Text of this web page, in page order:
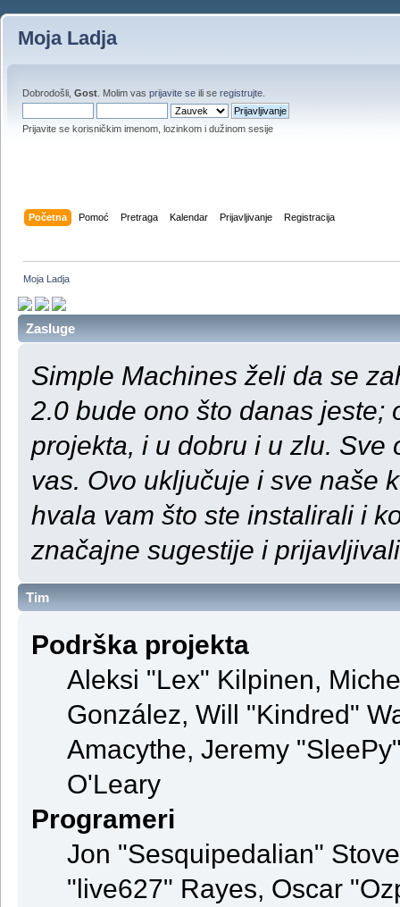
Moja Ladja
Dobrodošli, Gost . Molim vas prijavite se ili se registrujte
Prijavite se korisničkim imenom, lozinkom i dužinom sesije
Početna Pomoć Pretraga Kalendar Prijavljivanje Registracija
Moja Ladja
Zasluge
Simple Machines želi da se
2.0 bude ono što danas
projekta, i u dobru i u zlu.
vas. Ovo uključuje i sve naše
hvala vam što ste instalirali i
značajne sugestije i
Tim
Podrška projekta
Aleksi "Lex" Kilpinen,
González, Will "Kindred"
Amacythe, Jeremy
O'Leary
Programeri
Jon "Sesquipedalian"
"live627" Rayes, Oscar